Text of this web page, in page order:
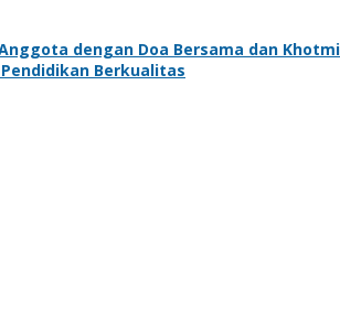
dengan Doa Bersama dan
Berkualitas